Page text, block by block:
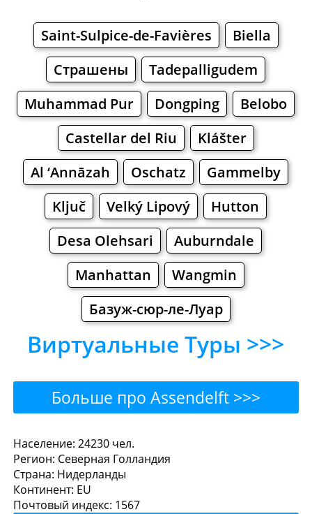
Saint-Sulpice-de-Favières
Biella
Страшены
Tadepalligudem
Muhammad Pur
Dongping
Belobo
Castellar del Riu
Klášter
Al ‘Annāzah
Oschatz
Gammelby
Ključ
Velký Lipový
Hutton
Desa Olehsari
Auburndale
Manhattan
Wangmin
Базуж-сюр-ле-Луар
Виртуальные Туры >>>
Больше про Assendelft >>>
Assendelft - Где поесть
или перекусить?
Рестораны Кафе
Население: 24230 чел.
Регион: Северная Голландия
Страна: Нидерланды
Континент: EU
Почтовый индекс: 1567